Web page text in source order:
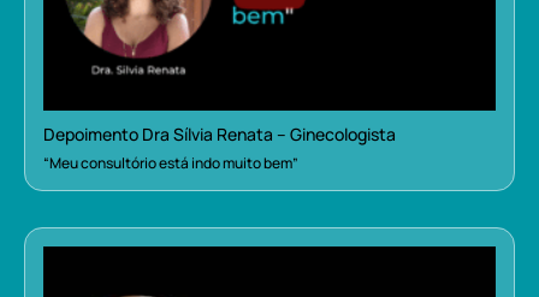
Depoimento Dra Sílvia Renata – Ginecologista
“Meu consultório está indo muito bem”